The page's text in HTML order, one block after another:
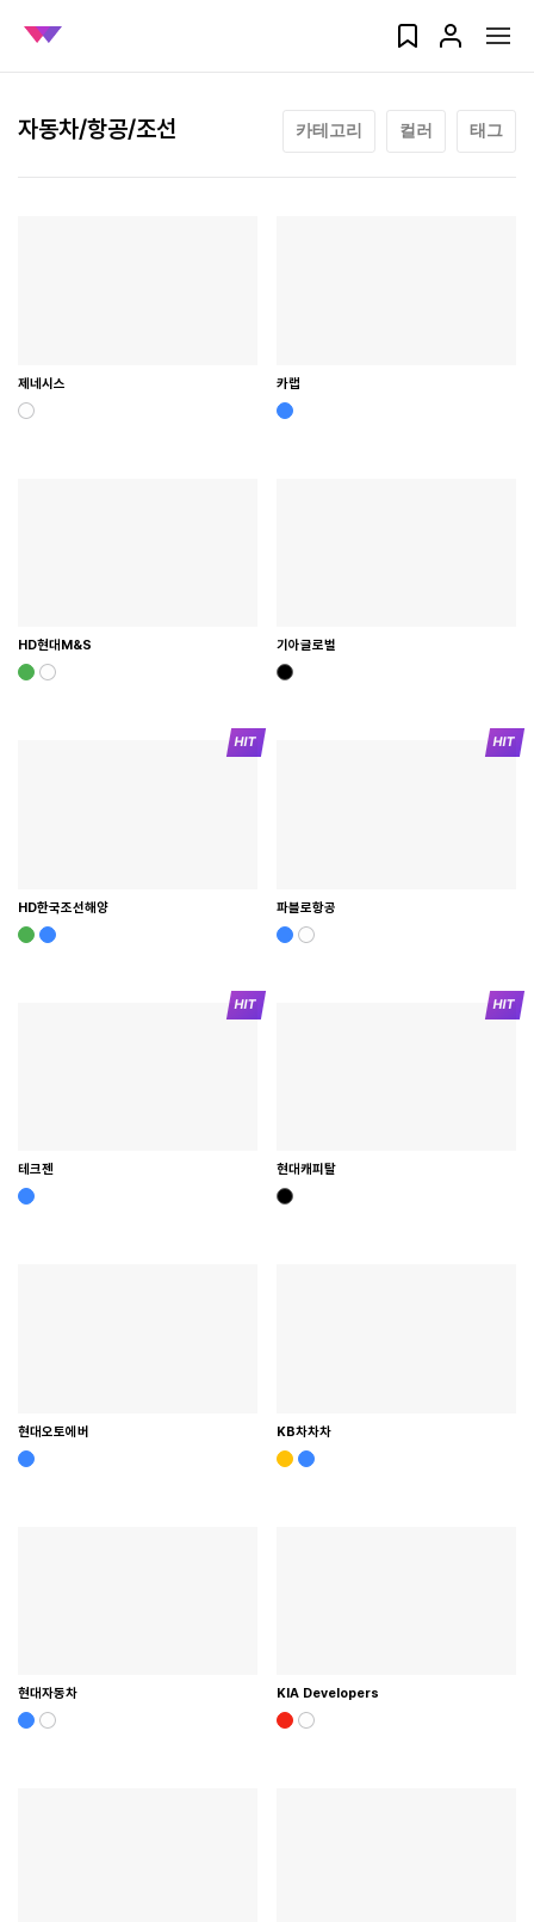
자동차/항공/조선 카테고리 컬러 태그
제네시스 카랩
HD현대M&S 기아글로벌
HD한국조선해양 파블로항공
테크젠 현대캐피탈
현대오토에버 KB차차차
현대자동차 KIA Developers